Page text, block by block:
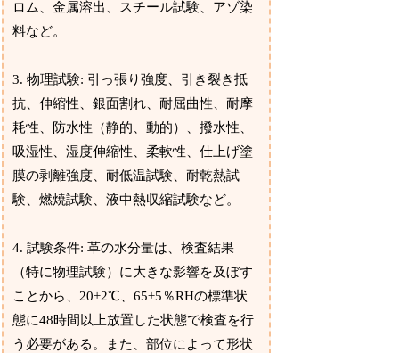
ロム、金属溶出、スチール試験、アゾ染
料など。
3. 物理試験: 引っ張り強度、引き裂き抵
抗、伸縮性、銀面割れ、耐屈曲性、耐摩
耗性、防水性（静的、動的）、撥水性、
吸湿性、湿度伸縮性、柔軟性、仕上げ塗
膜の剥離強度、耐低温試験、耐乾熱試
験、燃焼試験、液中熱収縮試験など。
4. 試験条件: 革の水分量は、検査結果
（特に物理試験）に大きな影響を及ぼす
ことから、20±2℃、65±5％RHの標準状
態に48時間以上放置した状態で検査を行
う必要がある。また、部位によって形状